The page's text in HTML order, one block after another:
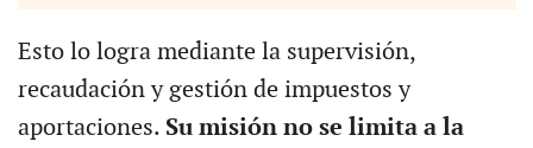
Esto lo logra mediante la supervisión,
recaudación y gestión de impuestos y
aportaciones. Su misión no se limita a la